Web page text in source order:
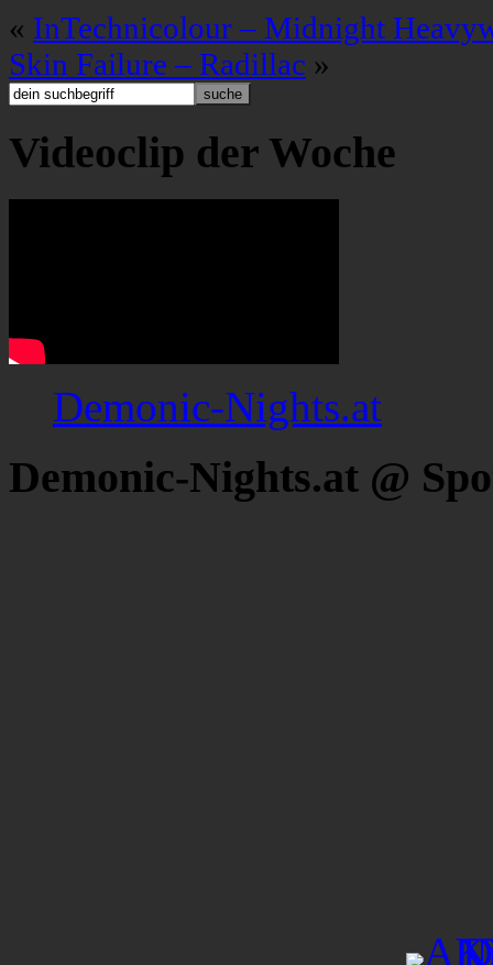
« InTechnicolour – Midnight
Skin Failure – Radillac »
Videoclip der Woche
Demonic-Nights.at
Demonic-Nights.at @